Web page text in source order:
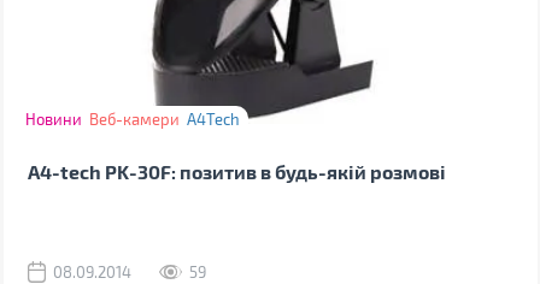
Новини Веб-камери A4Tech
A4-tech PK-30F: позитив в будь-якій розмові
08.09.2014 59